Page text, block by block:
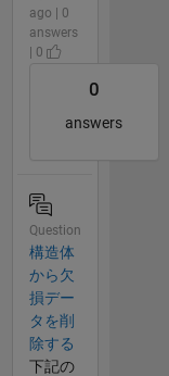
ago | 0
answers
| 0
0
answers
Question
構造体
から欠
損デー
タを削
除する
下記の